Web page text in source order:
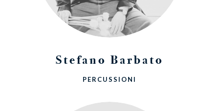
Stefano Barbato
PERCUSSIONI